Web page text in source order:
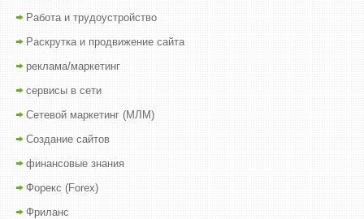
Работа и трудоустройство
Раскрутка и продвижение сайта
реклама/маркетинг
сервисы в сети
Сетевой маркетинг (МЛМ)
Создание сайтов
финансовые знания
Форекс (Forex)
Фриланс